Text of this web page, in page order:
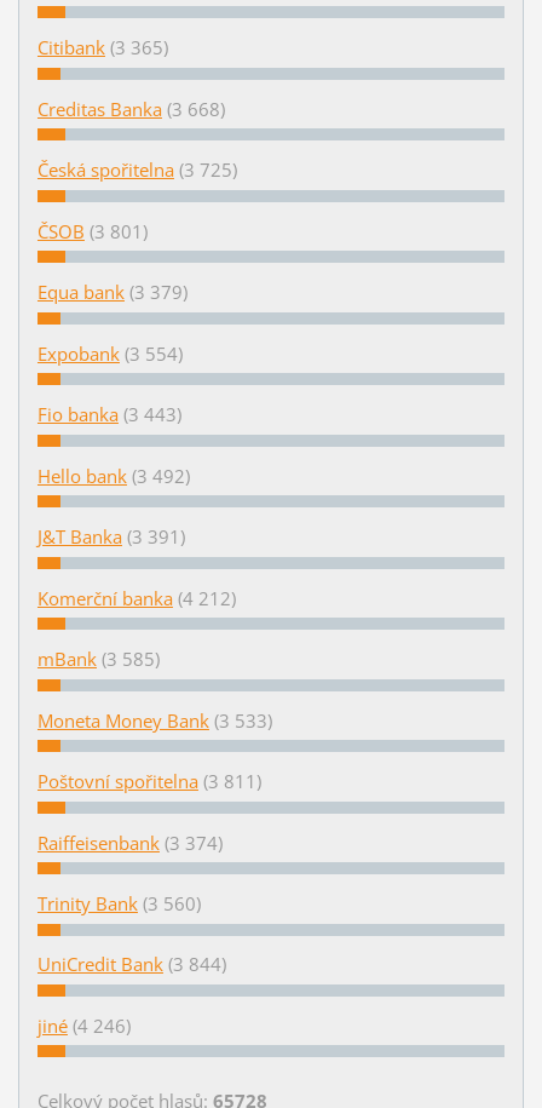
Citibank (3 365)
Creditas Banka (3 668)
Česká spořitelna (3 725)
ČSOB (3 801)
Equa bank (3 379)
Expobank (3 554)
Fio banka (3 443)
Hello bank (3 492)
J&T Banka (3 391)
Komerční banka (4 212)
mBank (3 585)
Moneta Money Bank (3 533)
Poštovní spořitelna (3 811)
Raiffeisenbank (3 374)
Trinity Bank (3 560)
UniCredit Bank (3 844)
jiné (4 246)
Celkový počet hlasů: 65728